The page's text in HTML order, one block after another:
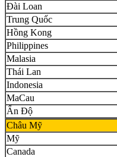
Đài Loan
Trung Quốc
Hồng Kong
Philippines
Malasia
Thái Lan
Indonesia
MaCau
Ấn Độ
Châu Mỹ
Mỹ
Canada